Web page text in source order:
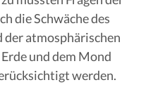
die Schwäche des
der atmosphärischen
und dem Mond
werden.